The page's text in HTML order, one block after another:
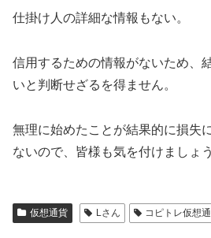
仕掛け人の詳細な情報もない。
信用するための情報がないため、
いと判断せざるを得ません。
無理に始めたことが結果的に損失
ないので、皆様も気を付けましょう
仮想通貨 Lさん コピトレ仮想